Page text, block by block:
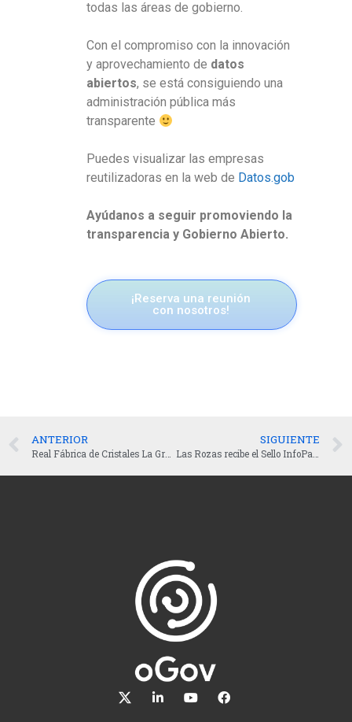
todas las áreas de gobierno.
Con el compromiso con la innovación
y aprovechamiento de datos
abiertos, se está consiguiendo una
administración pública más
transparente
Puedes visualizar las empresas
reutilizadoras en la web de Datos.gob
Ayúdanos a seguir promoviendo la
transparencia y Gobierno Abierto.
¡Reserva una reunión
con nosotros!
ANTERIOR
Real Fábrica de Cristales La Granja: Un referente en transparencia
SIGUIENTE
Las Rozas recibe el Sello InfoParticipa a la Transparencia por su Gestión Municipal